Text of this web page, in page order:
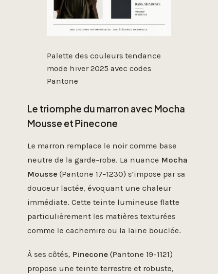
Palette des couleurs tendance
mode hiver 2025 avec codes
Pantone
Le triomphe du marron avec Mocha
Mousse et Pinecone
Le marron remplace le noir comme base
neutre de la garde-robe. La nuance Mocha
Mousse (Pantone 17-1230) s’impose par sa
douceur lactée, évoquant une chaleur
immédiate. Cette teinte lumineuse flatte
particulièrement les matières texturées
comme le cachemire ou la laine bouclée.
À ses côtés, Pinecone (Pantone 19-1121)
propose une teinte terrestre et robuste,